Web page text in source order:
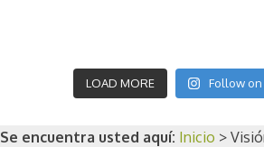
LOAD MORE Follow
Se encuentra usted aquí: Inicio >